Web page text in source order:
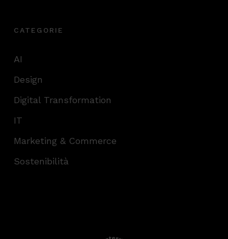
CATEGORIE
AI
Design
Digital Transformation
IT
Marketing & Commerce
Sostenibilità